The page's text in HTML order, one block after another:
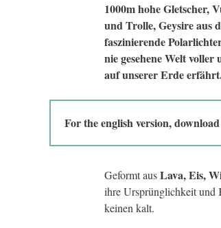
1000m hohe Gletscher,
und Trolle, Geysire aus
faszinierende
nie gesehene Welt
auf unserer Erde
For the english version,
Geformt ausLava, Eis,
ihre Ursprünglichkeit und
keinen kalt.